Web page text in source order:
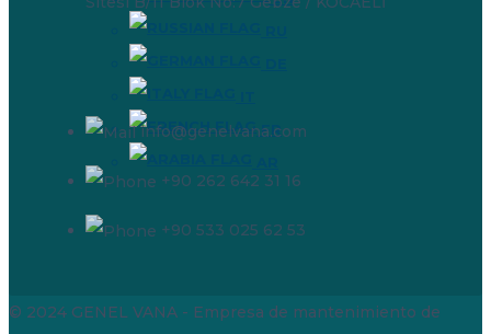
FR
info@genelvana.com
+90 262 642 31 16
+90 533 025 62 53
© 2024 GENEL VANA - Empresa de mantenimiento de